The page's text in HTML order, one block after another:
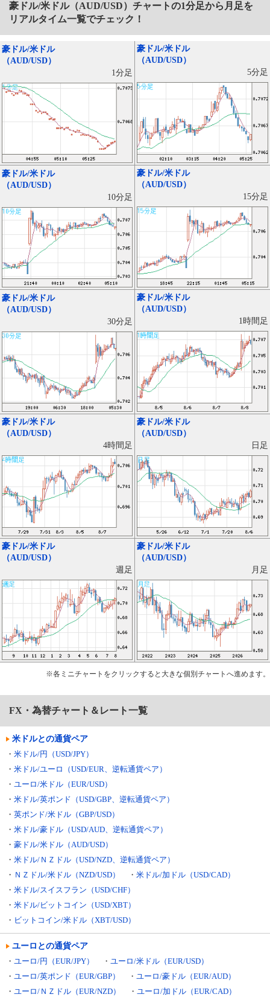
豪ドル/米ドル（AUD/USD） チャートの1分足から月足を
リアルタイム一覧でチェック！
豪ドル/米ドル
（AUD/USD）
1分足
豪ドル/米ドル
（AUD/USD）
5分足
豪ドル/米ドル
（AUD/USD）
10分足
豪ドル/米ドル
（AUD/USD）
15分足
豪ドル/米ドル
（AUD/USD）
30分足
豪ドル/米ドル
（AUD/USD）
1時間足
豪ドル/米ドル
（AUD/USD）
4時間足
豪ドル/米ドル
（AUD/USD）
日足
豪ドル/米ドル
（AUD/USD）
週足
豪ドル/米ドル
（AUD/USD）
月足
※各ミニチャートをクリックすると大きな個別チャートへ進めます。
FX・為替チャート＆レート一覧
米ドルとの通貨ペア
・ 米ドル/円（USD/JPY）
・ 米ドル/ユーロ（USD/EUR、逆転通貨ペア）
・ ユーロ/米ドル（EUR/USD）
・ 米ドル/英ポンド（USD/GBP、逆転通貨ペア）
・ 英ポンド/米ドル（GBP/USD）
・ 米ドル/豪ドル（USD/AUD、逆転通貨ペア）
・ 豪ドル/米ドル（AUD/USD）
・ 米ドル/ＮＺドル（USD/NZD、逆転通貨ペア）
・ ＮＺドル/米ドル（NZD/USD） ・ 米ドル/加ドル（USD/CAD）
・ 米ドル/スイスフラン（USD/CHF）
・ 米ドル/ビットコイン（USD/XBT）
・ ビットコイン/米ドル（XBT/USD）
ユーロとの通貨ペア
・ ユーロ/円（EUR/JPY） ・ ユーロ/米ドル（EUR/USD）
・ ユーロ/英ポンド（EUR/GBP） ・ ユーロ/豪ドル（EUR/AUD）
・ ユーロ/ＮＺドル（EUR/NZD） ・ ユーロ/加ドル（EUR/CAD）